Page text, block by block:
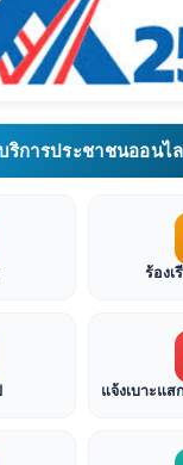
ริการประชาชนออนไ
ร้องเ
แจ้งเบาะแ